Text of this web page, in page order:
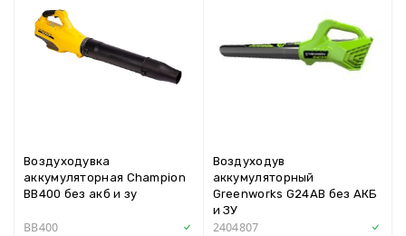
Воздуходувка
аккумуляторная Champion
BB400 без акб и зу
BB400
Воздуходув
аккумуляторный
Greenworks G24AB без АКБ
и ЗУ
2404807